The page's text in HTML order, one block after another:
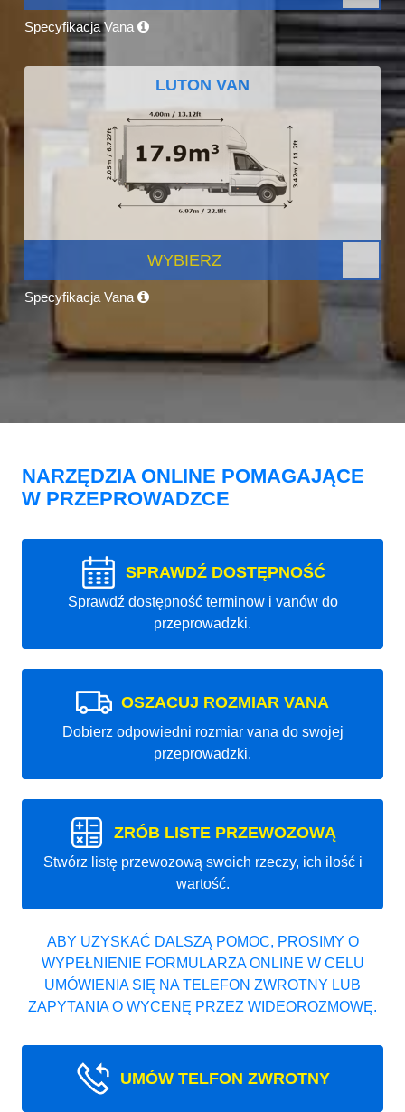
Specyfikacja Vana
LUTON VAN
WYBIERZ
Specyfikacja Vana
NARZĘDZIA ONLINE POMAGAJĄCE
W PRZEPROWADZCE
SPRAWDŹ DOSTĘPNOŚĆ
Sprawdź dostępność terminow i vanów do
przeprowadzki.
OSZACUJ ROZMIAR VANA
Dobierz odpowiedni rozmiar vana do swojej
przeprowadzki.
ZRÓB LISTE PRZEWOZOWĄ
Stwórz listę przewozową swoich rzeczy, ich ilość i
wartość.
ABY UZYSKAĆ DALSZĄ POMOC, PROSIMY O
WYPEŁNIENIE FORMULARZA ONLINE W CELU
UMÓWIENIA SIĘ NA TELEFON ZWROTNY LUB
ZAPYTANIA O WYCENĘ PRZEZ WIDEOROZMOWĘ.
UMÓW TELFON ZWROTNY